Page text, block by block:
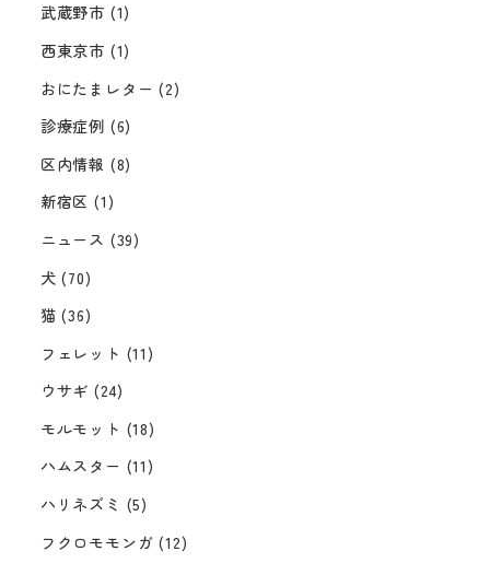
武蔵野市 (1)
西東京市 (1)
おにたまレター (2)
診療症例 (6)
区内情報 (8)
新宿区 (1)
ニュース (39)
犬 (70)
猫 (36)
フェレット (11)
ウサギ (24)
モルモット (18)
ハムスター (11)
ハリネズミ (5)
フクロモモンガ (12)